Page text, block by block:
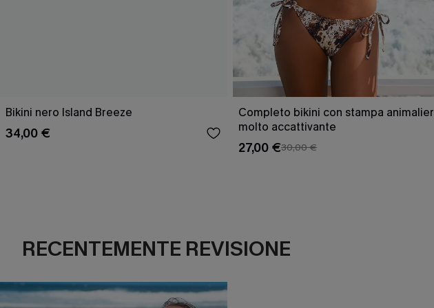
Bikini nero Island Breeze
34,00 €
Completo bikini con stampa animalier
molto accattivante
27,00 €30,00 €
RECENTEMENTE REVISIONE